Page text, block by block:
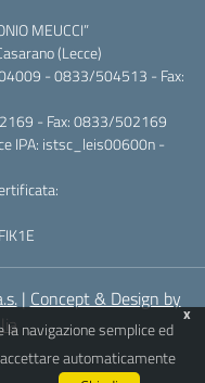
MEUCCI”
(Lecce)
- 0833/504513 - Fax:
- Fax: 0833/502169
IPA: istsc_leis00600n -
| Concept & Design by
x
navigazione semplice ed
automaticamente